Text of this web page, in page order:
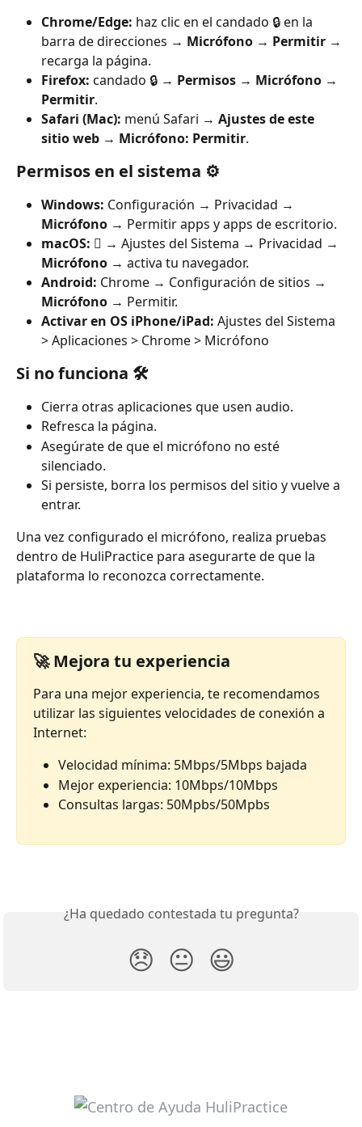
Chrome/Edge: haz clic en el candado 🔒 en la
barra de direcciones → Micrófono → Permitir →
recarga la página.
Firefox: candado 🔒 → Permisos → Micrófono →
Permitir.
Safari (Mac): menú Safari → Ajustes de este
sitio web → Micrófono: Permitir.
Permisos en el sistema ⚙️
Windows: Configuración → Privacidad →
Micrófono → Permitir apps y apps de escritorio.
macOS:  → Ajustes del Sistema → Privacidad →
Micrófono → activa tu navegador.
Android: Chrome → Configuración de sitios →
Micrófono → Permitir.
Activar en OS iPhone/iPad: Ajustes del Sistema
> Aplicaciones > Chrome > Micrófono
Si no funciona 🛠️
Cierra otras aplicaciones que usen audio.
Refresca la página.
Asegúrate de que el micrófono no esté
silenciado.
Si persiste, borra los permisos del sitio y vuelve a
entrar.
Una vez configurado el micrófono, realiza pruebas
dentro de HuliPractice para asegurarte de que la
plataforma lo reconozca correctamente.
🚀 Mejora tu experiencia
Para una mejor experiencia, te recomendamos
utilizar las siguientes velocidades de conexión a
Internet:
Velocidad mínima: 5Mbps/5Mbps bajada
Mejor experiencia: 10Mbps/10Mbps
Consultas largas: 50Mpbs/50Mpbs
¿Ha quedado contestada tu pregunta?
😞 😐 😃